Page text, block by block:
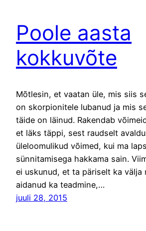
Poole aasta
kokkuvõte
Mõtlesin, et vaatan üle, mis siis
on skorpionitele lubanud ja mis
täide on läinud. Rakendab
et läks täppi, sest raudselt
üleloomulikud võimed, kui ma
sünnitamisega hakkama sain.
ei uskunud, et ta päriselt ka välja
aidanud ka teadmine,…
juuli 28, 2015